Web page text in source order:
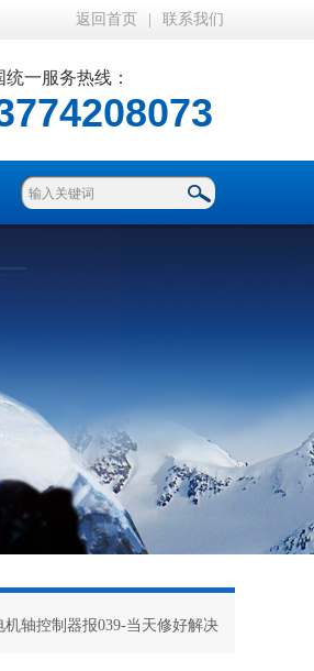
返回首页 联系我们
统一服务热线：
轴控制器报039-当天修好解决